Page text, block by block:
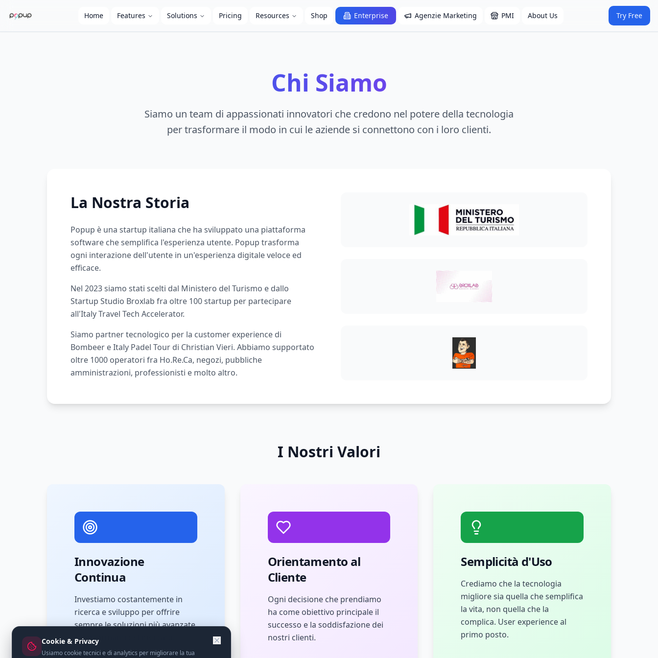
Cookie & Privacy
Usiamo cookie tecnici e di analytics per migliorare la tua
Home Features Solutions Pricing Resources Shop Enterprise Agenzie Marketing PMI About Us Try Free
Chi Siamo
Siamo un team di appassionati innovatori che credono nel potere della tecnologia
per trasformare il modo in cui le aziende si connettono con i loro clienti.
La Nostra Storia
Popup è una startup italiana che ha sviluppato una piattaforma
software che semplifica l'esperienza utente. Popup trasforma
ogni interazione dell'utente in un'esperienza digitale veloce ed
efficace.
Nel 2023 siamo stati scelti dal Ministero del Turismo e dallo
Startup Studio Broxlab fra oltre 100 startup per partecipare
all'Italy Travel Tech Accelerator.
Siamo partner tecnologico per la customer experience di
Bombeer e Italy Padel Tour di Christian Vieri. Abbiamo supportato
oltre 1000 operatori fra Ho.Re.Ca, negozi, pubbliche
amministrazioni, professionisti e molto altro.
I Nostri Valori
Innovazione
Continua
Investiamo costantemente in
ricerca e sviluppo per offrire
sempre le soluzioni più avanzate
e performanti del mercato.
Orientamento al
Cliente
Ogni decisione che prendiamo
ha come obiettivo principale il
successo e la soddisfazione dei
nostri clienti.
Semplicità d'Uso
Crediamo che la tecnologia
migliore sia quella che semplifica
la vita, non quella che la
complica. User experience al
primo posto.